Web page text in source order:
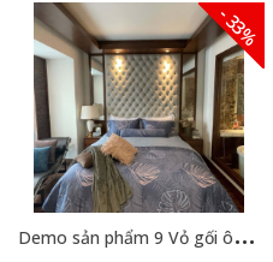
- 33%
D
emo sản phẩm 9 Vỏ gối ôm Camila